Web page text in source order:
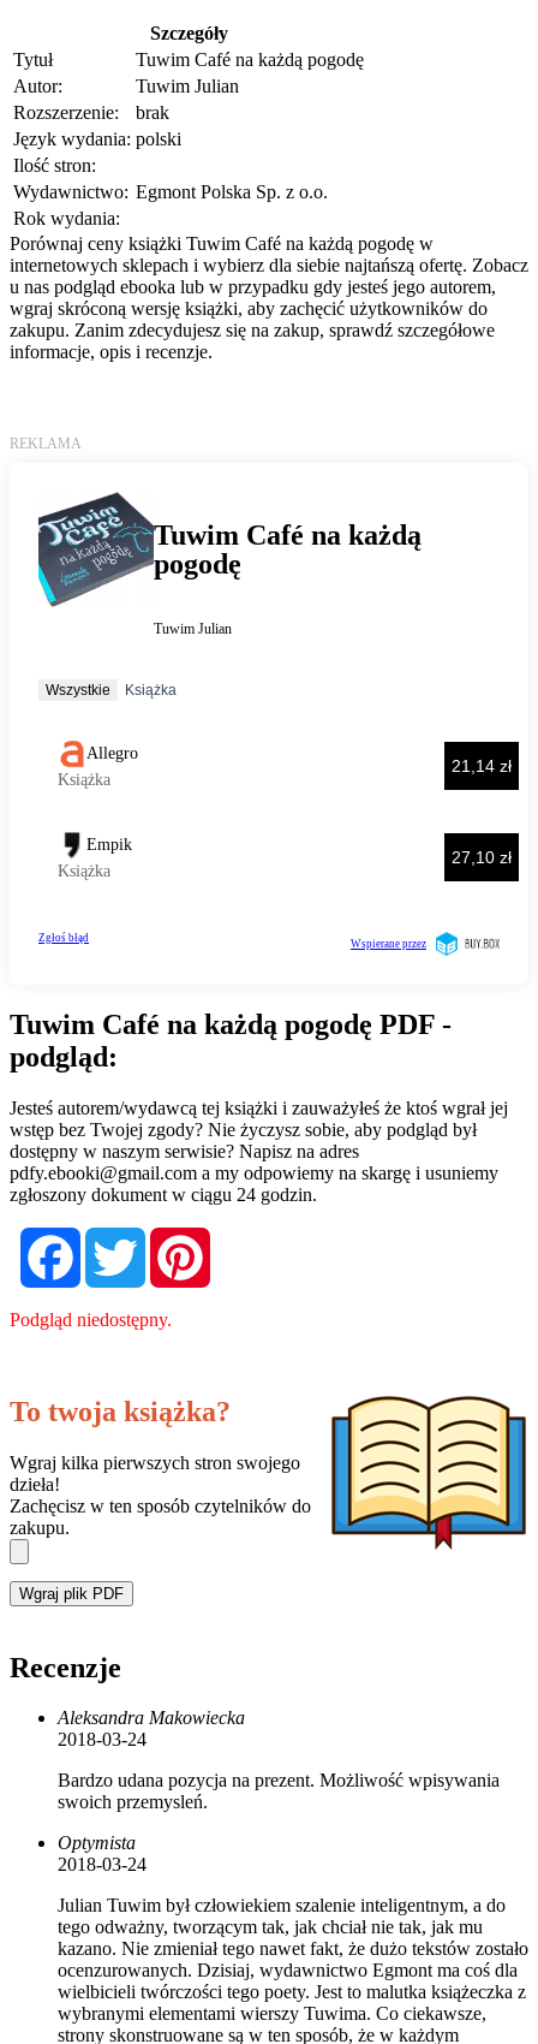
Szczegóły
Tytuł
Tuwim Café na każdą pogodę
Autor:
Tuwim Julian
Rozszerzenie:
brak
Język wydania: polski
Ilość stron:
Wydawnictwo: Egmont Polska Sp. z o.o.
Rok wydania:
Porównaj ceny książki Tuwim Café na każdą pogodę w
internetowych sklepach i wybierz dla siebie najtańszą ofertę. Zobacz
u nas podgląd ebooka lub w przypadku gdy jesteś jego autorem,
wgraj skróconą wersję książki, aby zachęcić użytkowników do
zakupu. Zanim zdecydujesz się na zakup, sprawdź szczegółowe
informacje, opis i recenzje.
Tuwim Café na każdą pogodę PDF -
podgląd:
Jesteś autorem/wydawcą tej książki i zauważyłeś że ktoś wgrał jej
wstęp bez Twojej zgody? Nie życzysz sobie, aby podgląd był
dostępny w naszym serwisie? Napisz na adres
pdfy.ebooki@gmail.com a my odpowiemy na skargę i usuniemy
zgłoszony dokument w ciągu 24 godzin.
FacebookTwitter
Podgląd niedostępny.
To twoja książka?
Wgraj kilka pierwszych stron swojego
dzieła!
Zachęcisz w ten sposób czytelników do
zakupu.
Wgraj plik PDF
Recenzje
Aleksandra Makowiecka
2018-03-24
Bardzo udana pozycja na prezent. Możliwość wpisywania
swoich przemysleń.
Optymista
2018-03-24
Julian Tuwim był człowiekiem szalenie inteligentnym, a do
tego odważny, tworzącym tak, jak chciał nie tak, jak mu
kazano. Nie zmieniał tego nawet fakt, że dużo tekstów zostało
ocenzurowanych. Dzisiaj, wydawnictwo Egmont ma coś dla
wielbicieli twórczości tego poety. Jest to malutka książeczka z
wybranymi elementami wierszy Tuwima. Co ciekawsze,
strony skonstruowane są w ten sposób, że w każdym